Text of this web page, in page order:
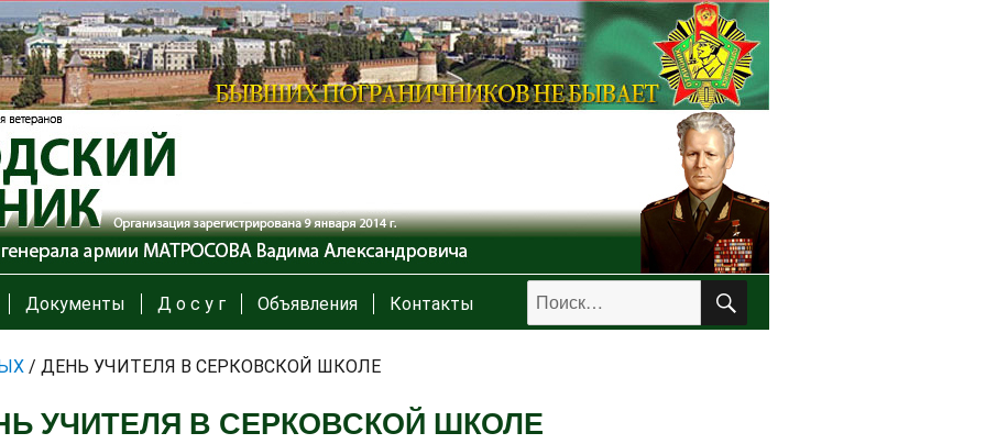
Искать: ПОИСК
Документы Д о с у г Объявления Контакты
/ ДЕНЬ УЧИТЕЛЯ В СЕРКОВСКОЙ ШКОЛЕ
УЧИТЕЛЯ В СЕРКОВСКОЙ ШКОЛЕ